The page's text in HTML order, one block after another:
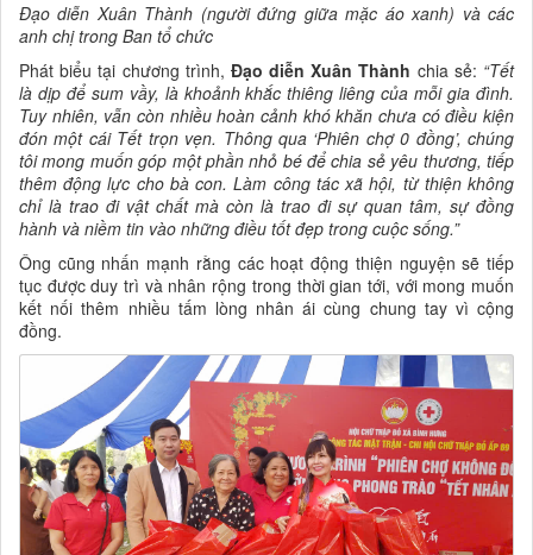
Đạo diễn Xuân Thành (người đứng giữa mặc áo xanh) và các
anh chị trong Ban tổ chức
Phát biểu tại chương trình, Đạo diễn Xuân Thành chia sẻ: “Tết
là dịp để sum vầy, là khoảnh khắc thiêng liêng của mỗi gia đình.
Tuy nhiên, vẫn còn nhiều hoàn cảnh khó khăn chưa có điều kiện
đón một cái Tết trọn vẹn. Thông qua ‘Phiên chợ 0 đồng’, chúng
tôi mong muốn góp một phần nhỏ bé để chia sẻ yêu thương, tiếp
thêm động lực cho bà con. Làm công tác xã hội, từ thiện không
chỉ là trao đi vật chất mà còn là trao đi sự quan tâm, sự đồng
hành và niềm tin vào những điều tốt đẹp trong cuộc sống.”
Ông cũng nhấn mạnh rằng các hoạt động thiện nguyện sẽ tiếp
tục được duy trì và nhân rộng trong thời gian tới, với mong muốn
kết nối thêm nhiều tấm lòng nhân ái cùng chung tay vì cộng
đồng.